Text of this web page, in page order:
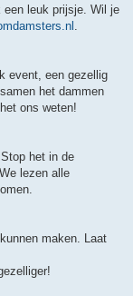
een leuk prijsje. Wil je
.
event, een gezellig
het dammen
ons weten!
het in de
lezen alle
maken. Laat